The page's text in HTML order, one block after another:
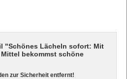
"Schönes Lächeln sofort: Mit
bekommst schöne
zur Sicherheit entfernt!